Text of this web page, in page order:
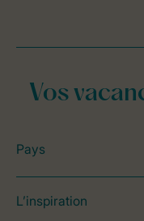
Vos
Pays
L’inspiration